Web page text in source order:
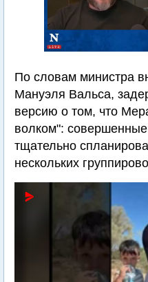
По словам министра
Мануэля Вальса,
версию о том, что
волком":
тщательно
нескольких